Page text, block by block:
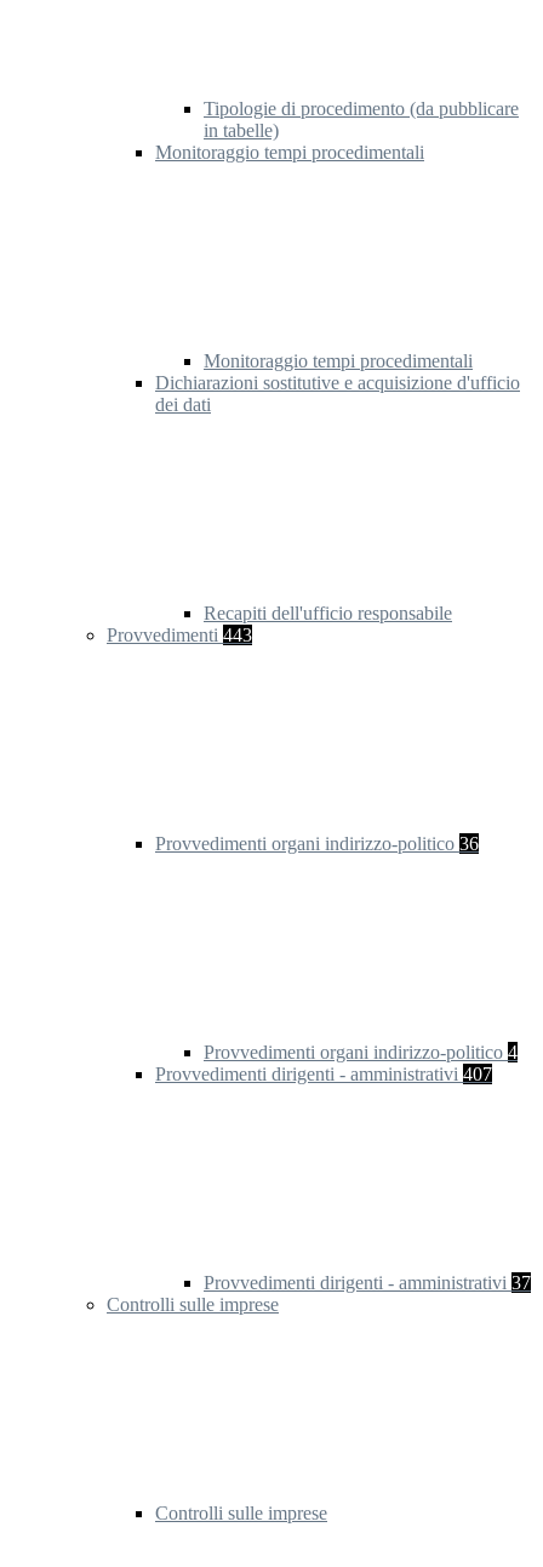
Tipologie di procedimento (da pubblicare
in tabelle)
Monitoraggio tempi procedimentali
Monitoraggio tempi procedimentali
Dichiarazioni sostitutive e acquisizione d'ufficio
dei dati
Recapiti dell'ufficio responsabile
Provvedimenti 443
Provvedimenti organi indirizzo-politico 36
Provvedimenti organi indirizzo-politico 4
Provvedimenti dirigenti - amministrativi 407
Provvedimenti dirigenti - amministrativi 37
Controlli sulle imprese
Controlli sulle imprese